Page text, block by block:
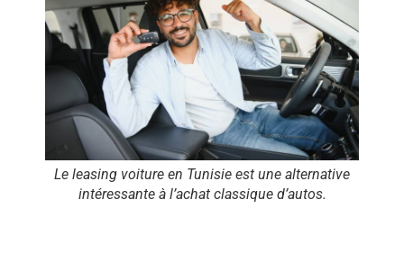
Le leasing voiture en Tunisie est une alternative
intéressante à l’achat classique d’autos.